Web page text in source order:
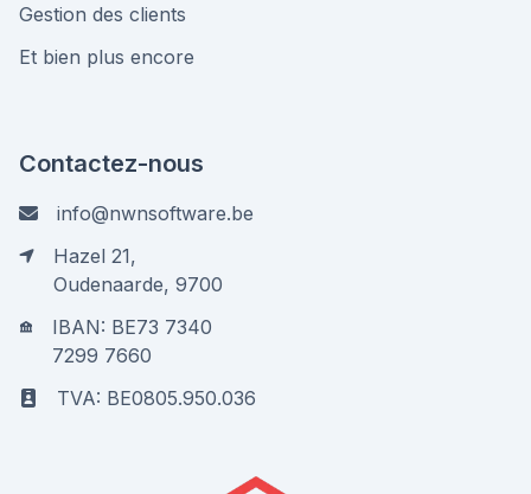
Gestion des clients
Et bien plus encore
Contactez-nous
info@nwnsoftware.be
Hazel 21,
Oudenaarde, 9700
IBAN: BE73 7340
7299 7660
TVA: BE0805.950.036